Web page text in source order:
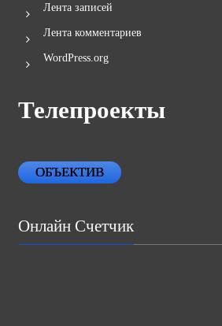
Лента записей
Лента комментариев
WordPress.org
Телепроекты
ОБЪЕКТИВ
Онлайн Счетчик